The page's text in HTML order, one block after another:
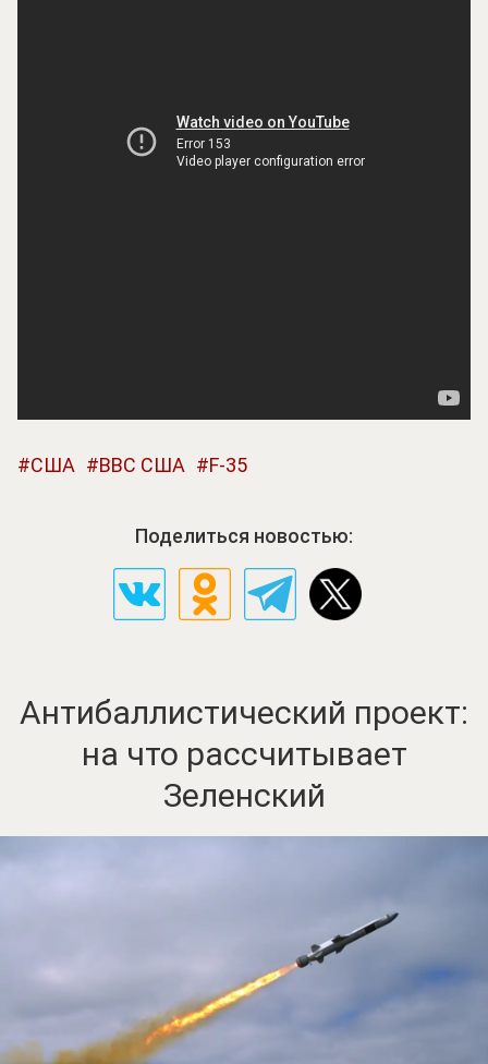
США ВВС США F-35
Поделиться новостью:
Антибаллистический проект:
на что рассчитывает
Зеленский